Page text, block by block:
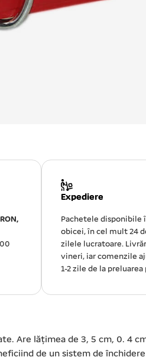
Expediere
Pachetele disponibile
obicei, în cel mult 24
zilele lucratoare.
vineri, iar comenzile
1-2 zile de la
Are lățimea de 3, 5 cm, 0. 4
de un sistem de